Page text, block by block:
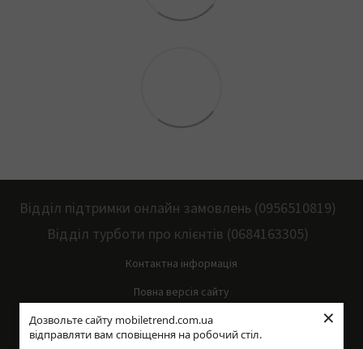
Дозвольте сайту mobiletrend.com.ua
відправляти вам сповіщення на робочий стіл.
×
Відділ підтримки онлайн замовлень (0956510819)
Відділ турботи про клієнтів (0684163305)
Контактна інформація
Повна версія сайту
Мапа сайту